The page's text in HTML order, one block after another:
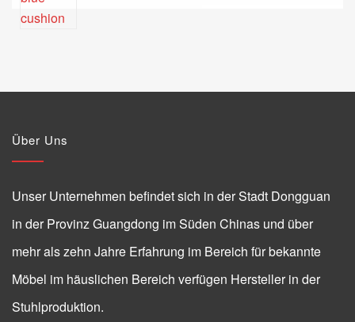
Über Uns
Unser Unternehmen befindet sich in der Stadt Dongguan
in der Provinz Guangdong im Süden Chinas und über
mehr als zehn Jahre Erfahrung im Bereich für bekannte
Möbel im häuslichen Bereich verfügen Hersteller in der
Stuhlproduktion.